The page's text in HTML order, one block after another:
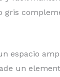
espacio
un